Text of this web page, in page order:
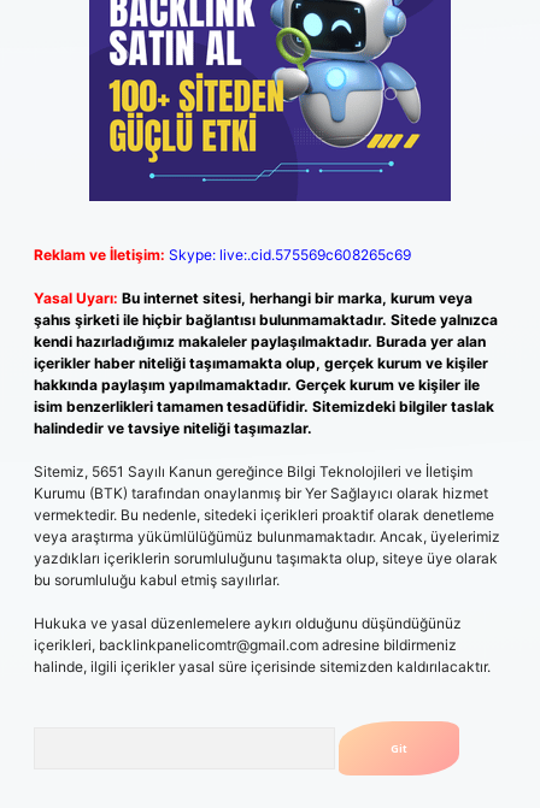
Reklam ve İletişim: Skype: live:.cid.575569c608265c69
Yasal Uyarı: Bu internet sitesi, herhangi bir marka, kurum veya
şahıs şirketi ile hiçbir bağlantısı bulunmamaktadır. Sitede yalnızca
kendi hazırladığımız makaleler paylaşılmaktadır. Burada yer alan
içerikler haber niteliği taşımamakta olup, gerçek kurum ve kişiler
hakkında paylaşım yapılmamaktadır. Gerçek kurum ve kişiler ile
isim benzerlikleri tamamen tesadüfidir. Sitemizdeki bilgiler taslak
halindedir ve tavsiye niteliği taşımazlar.
Sitemiz, 5651 Sayılı Kanun gereğince Bilgi Teknolojileri ve İletişim
Kurumu (BTK) tarafından onaylanmış bir Yer Sağlayıcı olarak hizmet
vermektedir. Bu nedenle, sitedeki içerikleri proaktif olarak denetleme
veya araştırma yükümlülüğümüz bulunmamaktadır. Ancak, üyelerimiz
yazdıkları içeriklerin sorumluluğunu taşımakta olup, siteye üye olarak
bu sorumluluğu kabul etmiş sayılırlar.
Hukuka ve yasal düzenlemelere aykırı olduğunu düşündüğünüz
içerikleri, backlinkpanelicomtr@gmail.com adresine bildirmeniz
halinde, ilgili içerikler yasal süre içerisinde sitemizden kaldırılacaktır.